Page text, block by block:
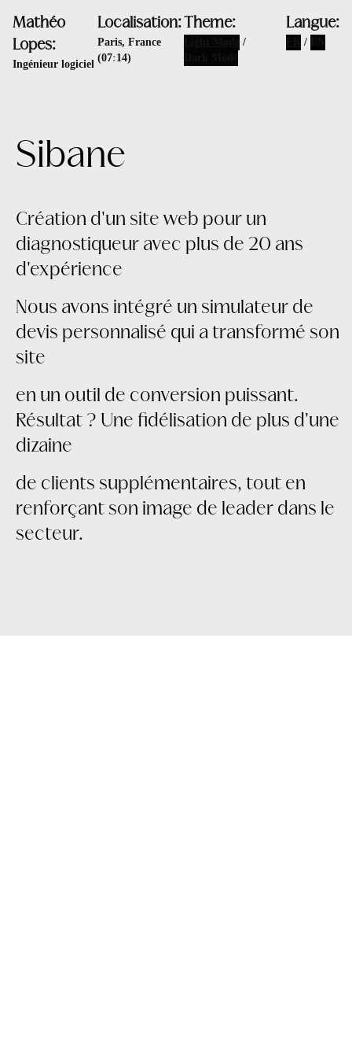
Mathéo
Lopes:
Ingénieur logiciel
Localisation:
Paris, France
(07:14)
Theme:
/
Langue:
/
Sibane
Création d'un site web pour un
diagnostiqueur avec plus de 20 ans
d'expérience
Nous avons intégré un simulateur de
devis personnalisé qui a transformé son
site
en un outil de conversion puissant.
Résultat ? Une fidélisation de plus d'une
dizaine
de clients supplémentaires, tout en
renforçant son image de leader dans le
secteur.